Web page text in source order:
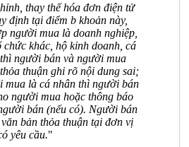
thay thế hóa đơn điện tử
định tại điểm b khoản này,
người mua là doanh nghiệp,
chức khác, hộ kinh doanh, cá
người bán và người mua
thuận ghi rõ nội dung sai;
là cá nhân thì người bán
người mua hoặc thông báo
bán (nếu có). Người bán
bản thỏa thuận tại đơn vị
yêu cầu."